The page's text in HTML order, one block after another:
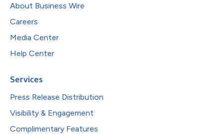
About Business Wire
Careers
Media Center
Help Center
Services
Press Release Distribution
Visibility & Engagement
Complimentary Features